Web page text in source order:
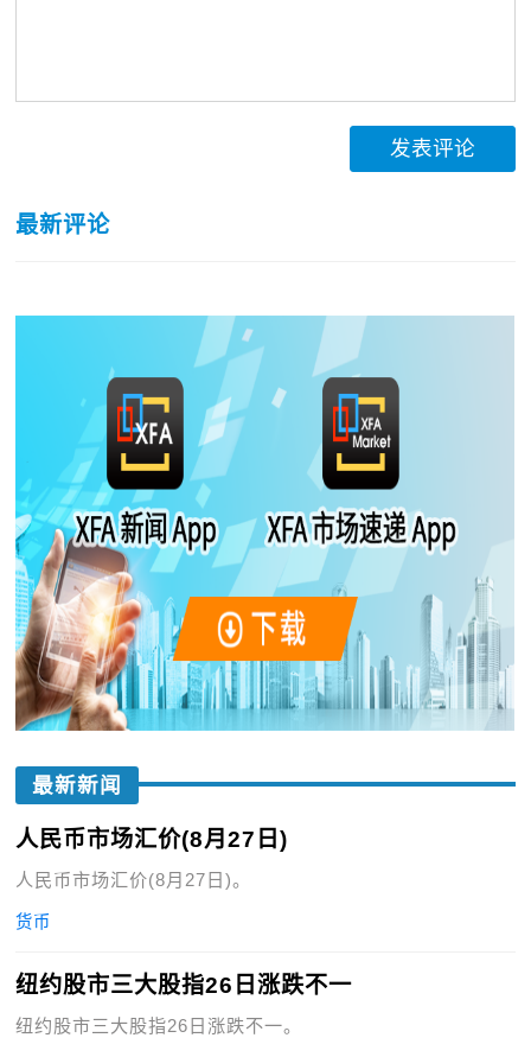
发表评论
最新评论
最新新闻
人民币市场汇价(8月27日)
人民币市场汇价(8月27日)。
货币
纽约股市三大股指26日涨跌不一
纽约股市三大股指26日涨跌不一。